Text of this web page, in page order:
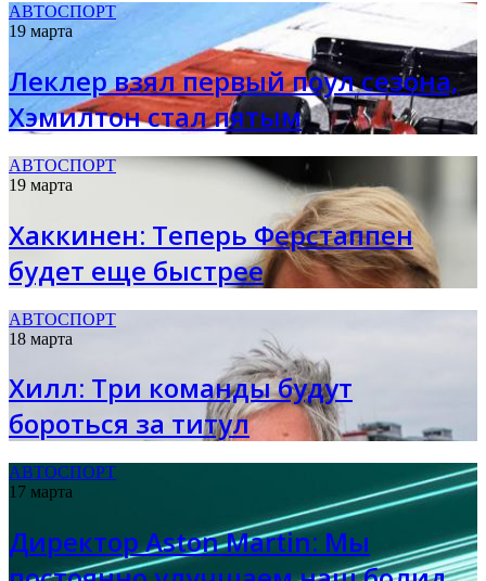
АВТОСПОРТ
19 марта
Леклер взял первый поул сезона,
Хэмилтон стал пятым
АВТОСПОРТ
19 марта
Хаккинен: Теперь Ферстаппен
будет еще быстрее
АВТОСПОРТ
18 марта
Хилл: Три команды будут
бороться за титул
АВТОСПОРТ
17 марта
Директор Aston Martin: Мы